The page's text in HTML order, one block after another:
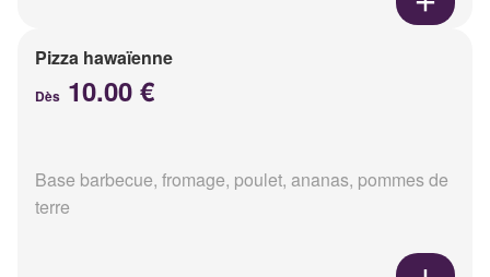
Pizza hawaïenne
Dès 10.00 €
Base barbecue, fromage, poulet, ananas, pommes de
terre